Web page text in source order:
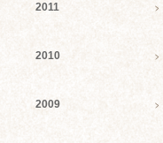
2011
2010
2009